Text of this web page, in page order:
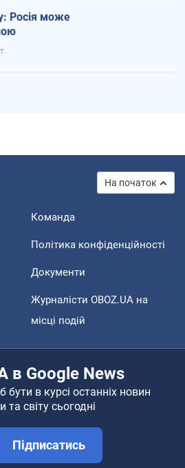
Росія може
На початок
Команда
Політика конфіденційності
Документи
Журналісти OBOZ.UA на
місці подій
в Google News
бути в курсі останніх новин
та світу сьогодні
Підписатись